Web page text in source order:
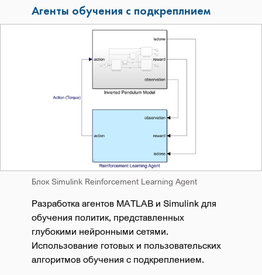
Агенты обучения с подкреплнием
Блок Simulink Reinforcement Learning Agent
Разработка агентов MATLAB и Simulink для
обучения политик, представленных
глубокими нейронными сетями.
Использование готовых и пользовательских
алгоритмов обучения с подкреплением.